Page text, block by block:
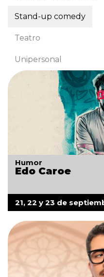
Stand-up comedy
Teatro
Unipersonal
Humor
Edo Caroe
21, 22 y 23 de